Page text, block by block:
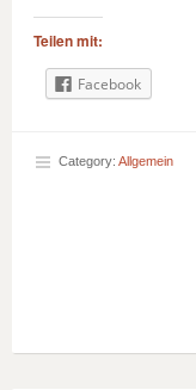
Teilen mit:
Facebook
Category: Allgemein